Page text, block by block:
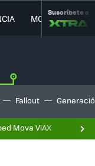
MOVILIDAD
Suscríbete a
Fallout
Mova ViAX